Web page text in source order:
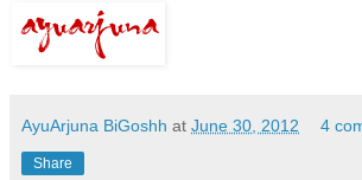
AyuArjuna BiGoshh at June 30, 2012 4
Share